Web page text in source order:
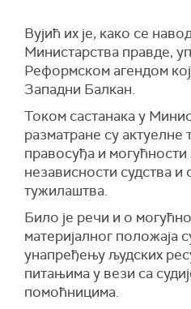
Вујић их је, како се
Министарства правде,
Реформском агендом
Западни Балкан.
Током састанака у
разматране су актуелне
правосуђа и
независности судства и
тужилаштва.
Било је речи и о
материјалног положаја
унапређењу људских
питањима у вези са
помоћницима.